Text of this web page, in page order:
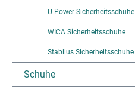
U-Power Sicherheitsschuhe
WICA Sicherheitsschuhe
Stabilus Sicherheitsschuhe
Schuhe